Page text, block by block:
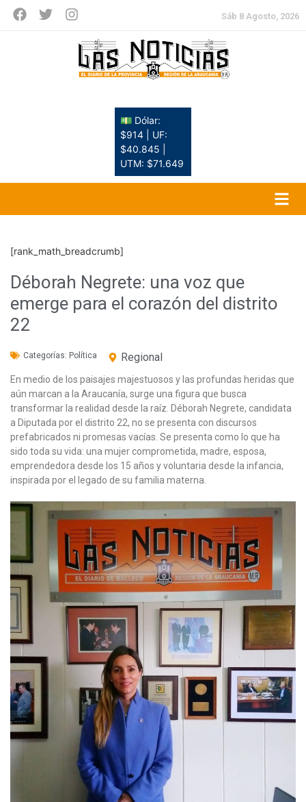
Sáb 8 Agosto, 2026
💵 Dólar:
$914 | UF:
$40.845 |
UTM: $71.649
[rank_math_breadcrumb]
Déborah Negrete: una voz que
emerge para el corazón del distrito
22
Categorías: Política Regional
En medio de los paisajes majestuosos y las profundas heridas que
aún marcan a la Araucanía, surge una figura que busca
transformar la realidad desde la raíz. Déborah Negrete, candidata
a Diputada por el distrito 22, no se presenta con discursos
prefabricados ni promesas vacías. Se presenta como lo que ha
sido toda su vida: una mujer comprometida, madre, esposa,
emprendedora desde los 15 años y voluntaria desde la infancia,
inspirada por el legado de su familia materna.